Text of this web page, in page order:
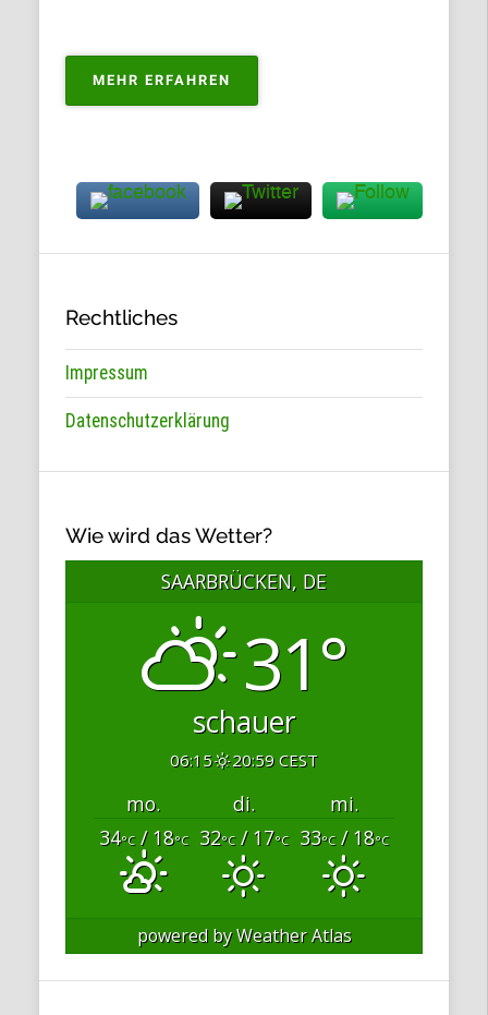
MEHR ERFAHREN
ZUM
Rechtliches
Impressum
Datenschutzerklärung
Wie wird das Wetter?
SAARBRÜCKEN, DE
31°
schauer
06:15 20:59 CEST
mo. di.
mi.
34°C/ 18°C 32°C/ 17°C 33°C/ 18°C
powered byWeather Atlas